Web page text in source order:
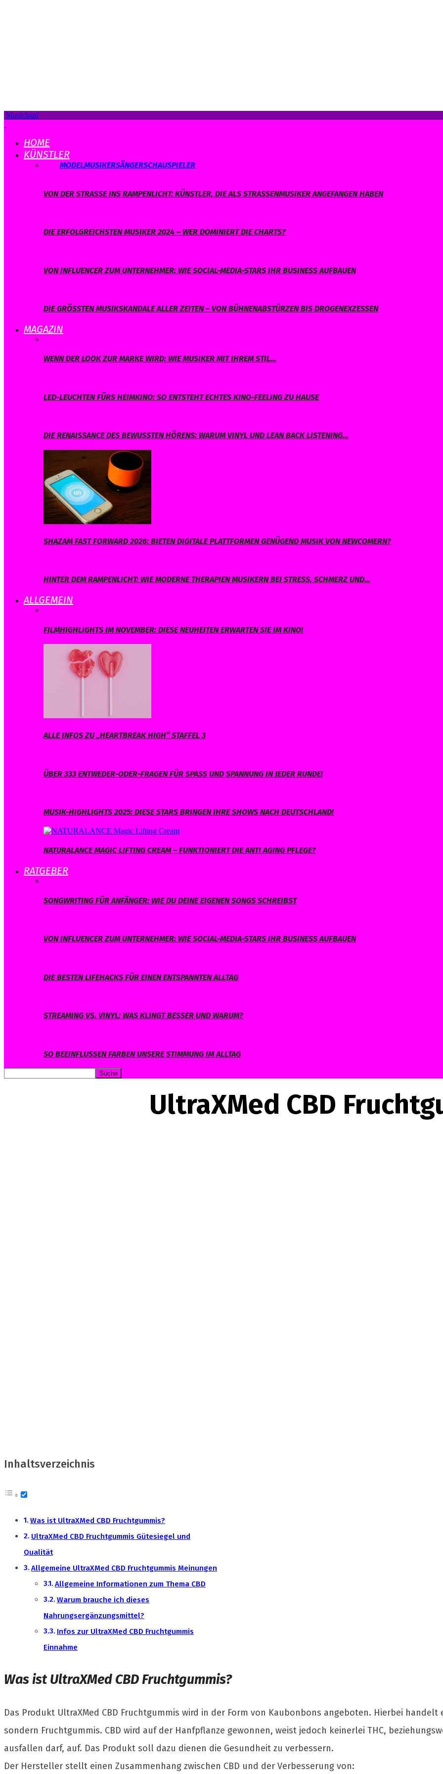
Musicload
HOME
KÜNSTLER
MODELMUSIKERSÄNGERSCHAUSPIELER
VON DER STRASSE INS RAMPENLICHT: KÜNSTLER, DIE ALS STRASSENMUSIKER ANGEFANGEN HABEN
DIE ERFOLGREICHSTEN MUSIKER 2024 – WER DOMINIERT DIE CHARTS?
VON INFLUENCER ZUM UNTERNEHMER: WIE SOCIAL-MEDIA-STARS IHR BUSINESS AUFBAUEN
DIE GRÖSSTEN MUSIKSKANDALE ALLER ZEITEN – VON BÜHNENABSTÜRZEN BIS DROGENEXZESSEN
MAGAZIN
WENN DER LOOK ZUR MARKE WIRD: WIE MUSIKER MIT IHREM STIL…
LED-LEUCHTEN FÜRS HEIMKINO: SO ENTSTEHT ECHTES KINO-FEELING ZU HAUSE
DIE RENAISSANCE DES BEWUSSTEN HÖRENS: WARUM VINYL UND LEAN BACK LISTENING…
SHAZAM FAST FORWARD 2026: BIETEN DIGITALE PLATTFORMEN GENÜGEND MUSIK VON NEWCOMERN?
HINTER DEM RAMPENLICHT: WIE MODERNE THERAPIEN MUSIKERN BEI STRESS, SCHMERZ UND…
ALLGEMEIN
FILMHIGHLIGHTS IM NOVEMBER: DIESE NEUHEITEN ERWARTEN SIE IM KINO!
ALLE INFOS ZU „HEARTBREAK HIGH“ STAFFEL 3
ÜBER 333 ENTWEDER-ODER-FRAGEN FÜR SPASS UND SPANNUNG IN JEDER RUNDE!
MUSIK-HIGHLIGHTS 2025: DIESE STARS BRINGEN IHRE SHOWS NACH DEUTSCHLAND!
NATURALANCE MAGIC LIFTING CREAM – FUNKTIONIERT DIE ANTI AGING PFLEGE?
RATGEBER
SONGWRITING FÜR ANFÄNGER: WIE DU DEINE EIGENEN SONGS SCHREIBST
VON INFLUENCER ZUM UNTERNEHMER: WIE SOCIAL-MEDIA-STARS IHR BUSINESS AUFBAUEN
DIE BESTEN LIFEHACKS FÜR EINEN ENTSPANNTEN ALLTAG
STREAMING VS. VINYL: WAS KLINGT BESSER UND WARUM?
SO BEEINFLUSSEN FARBEN UNSERE STIMMUNG IM ALLTAG
UltraXMed CBD
Inhaltsverzeichnis
Was ist UltraXMed CBD Fruchtgummis?
UltraXMed CBD Fruchtgummis Gütesiegel und
Qualität
Allgemeine UltraXMed CBD Fruchtgummis Meinungen
Allgemeine Informationen zum Thema CBD
Warum brauche ich dieses
Nahrungsergänzungsmittel?
Infos zur UltraXMed CBD Fruchtgummis
Einnahme
Was ist UltraXMed CBD Fruchtgummis?
Das Produkt UltraXMed CBD Fruchtgummis wird in der Form von Kaubonbons angeboten. Hierbei
sondern Fruchtgummis. CBD wird auf der Hanfpflanze gewonnen, weist jedoch keinerlei THC,
ausfallen darf, auf. Das Produkt soll dazu dienen die Gesundheit zu verbessern.
Der Hersteller stellt einen Zusammenhang zwischen CBD und der Verbesserung von: